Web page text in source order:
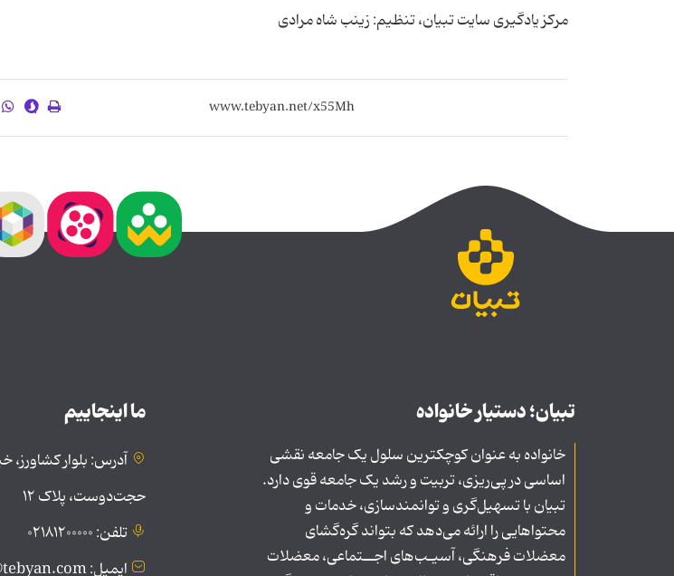
مرکز یادگیری سایت تبیان، تنظیم: زینب شاه مرادی
تبیان؛ دستیار خانواده
خانواده به عنوان کوچکترین سلول یک جامعه نقشی
اساسی در پی‌ریزی، تربیت و رشد یک جامعه قوی دارد.
تبیان با تسهیل‌گری و توانمندسازی، خدمات و
محتواهایی را ارائه می‌دهد که بتواند گره‌گشای
معضلات فرهنگی، آسیـب‌های اجــتماعی، معضلات
ما اینجاییم
آدرس: بلوار کشاورز،
حجت‌دوست، پلاک ۱۲
تلفن: ۰۲۱۸۱۲۰۰۰۰۰
ایمیل: public@tebyan.com